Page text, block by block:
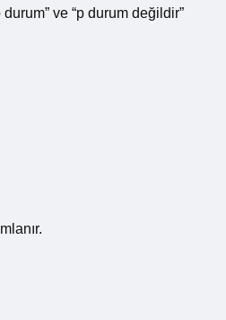
ve “p durum değildir”